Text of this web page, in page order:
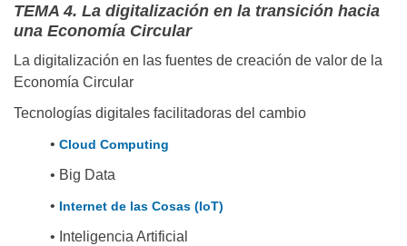
TEMA 4. La digitalización en la transición hacia
una Economía Circular
La digitalización en las fuentes de creación de valor de la
Economía Circular
Tecnologías digitales facilitadoras del cambio
• Cloud Computing
• Big Data
• Internet de las Cosas (IoT)
• Inteligencia Artificial